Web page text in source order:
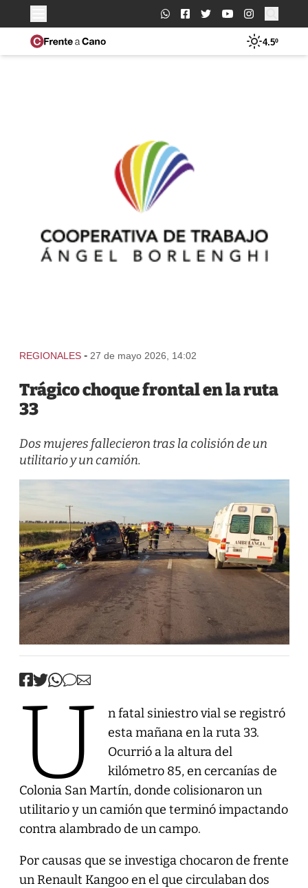
Buscar:
4.5º
REGIONALES - 27 de mayo 2026, 14:02
Trágico choque frontal en la ruta
33
Dos mujeres fallecieron tras la colisión de un
utilitario y un camión.
U
n fatal siniestro vial se registró
esta mañana en la ruta 33.
Ocurrió a la altura del
kilómetro 85, en cercanías de
Colonia San Martín, donde colisionaron un
utilitario y un camión que terminó impactando
contra alambrado de un campo.
Por causas que se investiga chocaron de frente
un Renault Kangoo en el que circulaban dos